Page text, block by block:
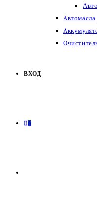
Автомасла
ВХОД
0